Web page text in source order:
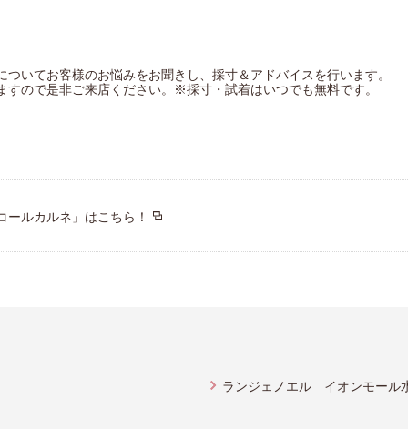
いてお客様のお悩みをお聞きし、採寸＆アドバイスを行います。
すので是非ご来店ください。※採寸・試着はいつでも無料です。
ルカルネ」はこちら！
ランジェノエル イオンモール